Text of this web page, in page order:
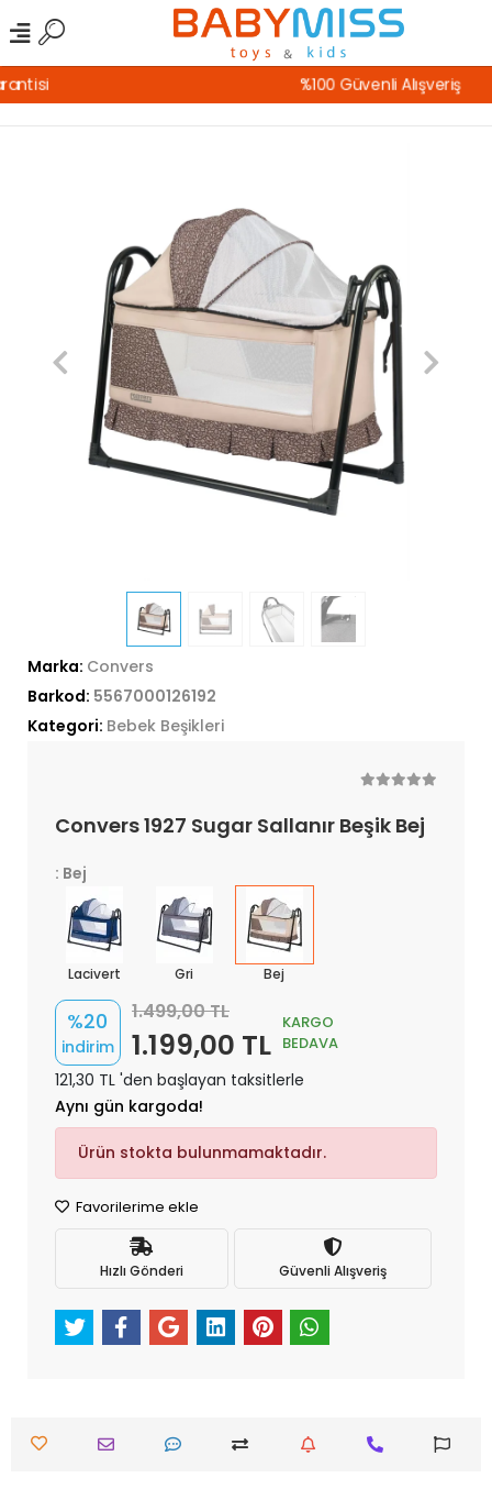
%100 Güvenli Alışveriş
Marka: Convers
Barkod: 5567000126192
Kategori: Bebek Beşikleri
Convers 1927 Sugar Sallanır Beşik Bej
: Bej
Lacivert Gri Bej
%20
indirim
1.499,00 TL
1.199,00 TL
KARGO
BEDAVA
121,30 TL 'den başlayan taksitlerle
Aynı gün kargoda!
Ürün stokta bulunmamaktadır.
Favorilerime ekle
Hızlı Gönderi Güvenli Alışveriş